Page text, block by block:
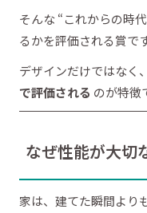
そんな “これからの時
るかを評価される賞です
デザインだけではなく、
で評価される のが特徴
なぜ性能が大切
家は、建てた瞬間より